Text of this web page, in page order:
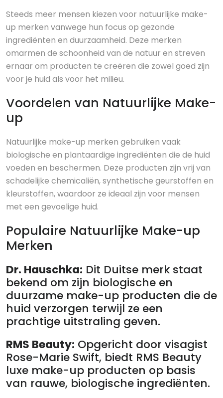
Steeds meer mensen kiezen voor natuurlijke make-
up merken vanwege hun focus op gezonde
ingrediënten en duurzaamheid. Deze merken
omarmen de schoonheid van de natuur en streven
ernaar om producten te creëren die zowel goed zijn
voor je huid als voor het milieu.
Voordelen van Natuurlijke Make-
up
Natuurlijke make-up merken gebruiken vaak
biologische en plantaardige ingrediënten die de huid
voeden en beschermen. Deze producten zijn vrij van
schadelijke chemicaliën, synthetische geurstoffen en
kleurstoffen, waardoor ze ideaal zijn voor mensen
met een gevoelige huid.
Populaire Natuurlijke Make-up
Merken
Dr. Hauschka: Dit Duitse merk staat
bekend om zijn biologische en
duurzame make-up producten die de
huid verzorgen terwijl ze een
prachtige uitstraling geven.
RMS Beauty: Opgericht door visagist
Rose-Marie Swift, biedt RMS Beauty
luxe make-up producten op basis
van rauwe, biologische ingrediënten.